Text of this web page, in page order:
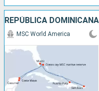
MSC World America